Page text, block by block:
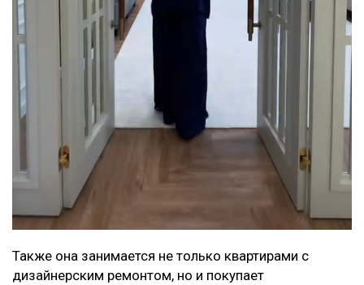
Также она занимается не только квартирами с
дизайнерским ремонтом, но и покупает